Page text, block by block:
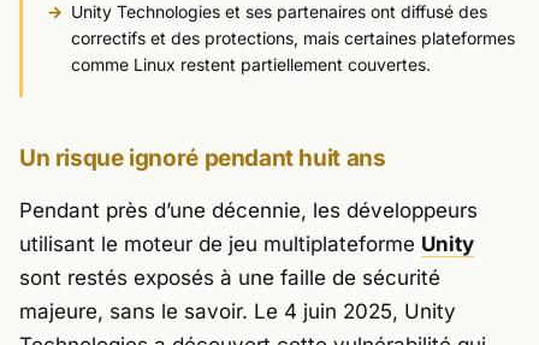
Unity Technologies et ses partenaires ont diffusé des
correctifs et des protections, mais certaines plateformes
comme Linux restent partiellement couvertes.
Un risque ignoré pendant huit ans
Pendant près d’une décennie, les développeurs
utilisant le moteur de jeu multiplateforme Unity
sont restés exposés à une faille de sécurité
majeure, sans le savoir. Le 4 juin 2025, Unity